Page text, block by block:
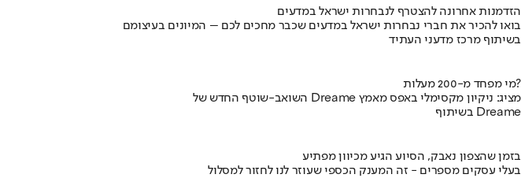
הזדמנות אחרונה להצטרף לנבחרות ישראל במדעים
בואו להכיר את חברי נבחרות ישראל במדעים שכבר מחכים לכם – המיונים בעיצומם
בשיתוף מרכז מדעני העתיד
מי מפחד מ-200 מעלות?
השואב-שוטף החדש של Dreame מציג: ניקיון מקסימלי באפס מאמץ
בשיתוף Dreame
בזמן שהצפון נאבק, הסיוע הגיע מכיוון מפתיע
בעלי עסקים מספרים - זה המענק הכספי שעוזר לנו לחזור למסלול